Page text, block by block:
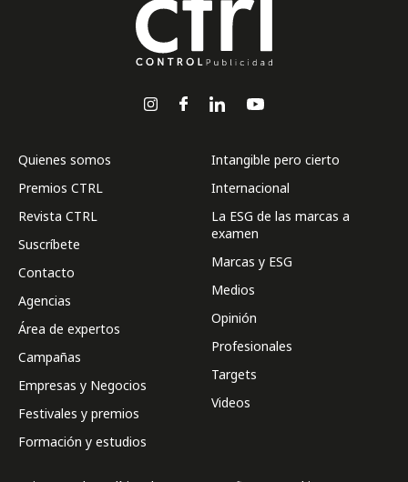
Quienes somos
Premios CTRL
Revista CTRL
Suscríbete
Contacto
Agencias
Área de expertos
Campañas
Empresas y Negocios
Festivales y premios
Formación y estudios
Intangible pero cierto
Internacional
La ESG de las marcas a
examen
Marcas y ESG
Medios
Opinión
Profesionales
Targets
Videos